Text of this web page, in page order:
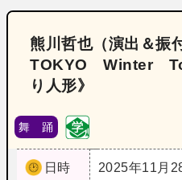
熊川哲也（演出＆
TOKYO Winter
り人形》
舞 踊
日時
2025年11月